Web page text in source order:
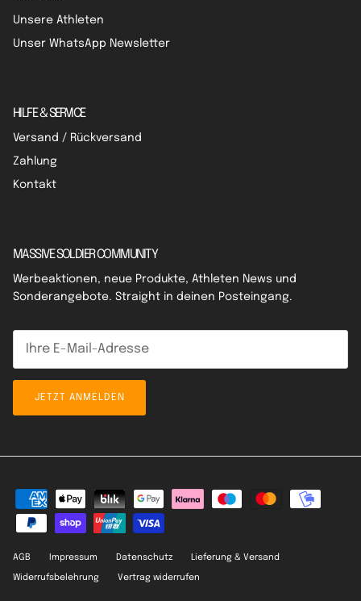
Unsere Athleten
Unser WhatsApp Newsletter
HILFE & SERVICE
Versand / Rückversand
Zahlung
Kontakt
MASSIVE SOLDIER COMMUNITY
Werbeaktionen, neue Produkte, Athleten News und
Sonderangebote. Straight in deinen Posteingang.
JETZT ANMELDEN
AGB Impressum Datenschutz Lieferung & Versand
Widerrufsbelehrung Vertrag widerrufen